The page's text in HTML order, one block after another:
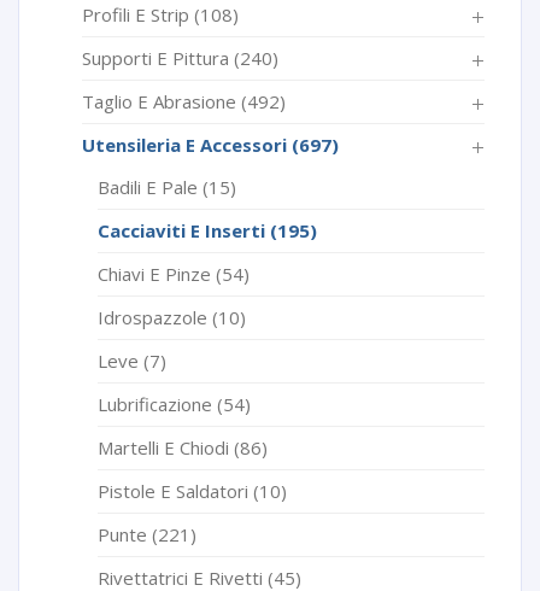
Profili E Strip (108)
Supporti E Pittura (240)
Taglio E Abrasione (492)
Utensileria E Accessori (697)
Badili E Pale (15)
Cacciaviti E Inserti (195)
Chiavi E Pinze (54)
Idrospazzole (10)
Leve (7)
Lubrificazione (54)
Martelli E Chiodi (86)
Pistole E Saldatori (10)
Punte (221)
Rivettatrici E Rivetti (45)